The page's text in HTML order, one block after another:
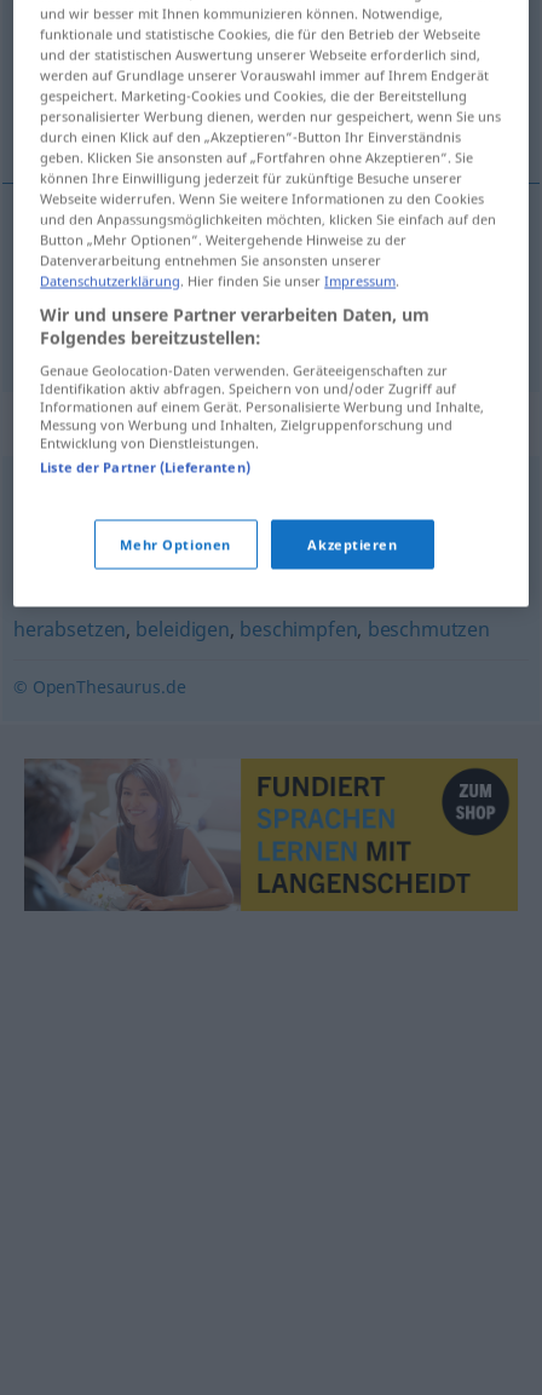
Übersicht aller Übersetzungen
(Für mehr Details die Übersetzung anklicken/antippen)
lækka gengi
Beispiele
Geldabwerten
lækka gengi
Synonyme für "abwerten"
herabsetzen
herabsetzen, beleidigen, beschimpfen, beschmutzen
© OpenThesaurus.de
und wir besser mit Ihnen kommunizieren können. Notwendige,
funktionale und statistische Cookies, die für den Betrieb der Webseite
und der statistischen Auswertung unserer Webseite erforderlich sind,
werden auf Grundlage unserer Vorauswahl immer auf Ihrem Endgerät
gespeichert. Marketing-Cookies und Cookies, die der Bereitstellung
personalisierter Werbung dienen, werden nur gespeichert, wenn Sie uns
durch einen Klick auf den „Akzeptieren“-Button Ihr Einverständnis
geben. Klicken Sie ansonsten auf „Fortfahren ohne Akzeptieren“. Sie
können Ihre Einwilligung jederzeit für zukünftige Besuche unserer
Webseite widerrufen. Wenn Sie weitere Informationen zu den Cookies
und den Anpassungsmöglichkeiten möchten, klicken Sie einfach auf den
Button „Mehr Optionen“. Weitergehende Hinweise zu der
Datenverarbeitung entnehmen Sie ansonsten unserer
Datenschutzerklärung. Hier finden Sie unserImpressum.
Wir und unsere Partner verarbeiten Daten, um
Folgendes bereitzustellen:
Genaue Geolocation-Daten verwenden. Geräteeigenschaften zur
Identifikation aktiv abfragen. Speichern von und/oder Zugriff auf
Informationen auf einem Gerät. Personalisierte Werbung und Inhalte,
Messung von Werbung und Inhalten, Zielgruppenforschung und
Entwicklung von Dienstleistungen.
Liste der Partner (Lieferanten)
Mehr Optionen Akzeptieren